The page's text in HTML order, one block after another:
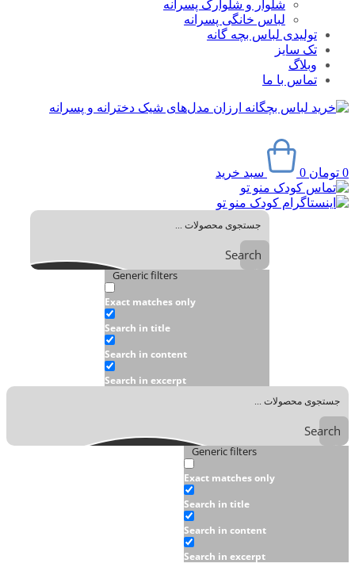
شلوار و شلوارک پسرانه
لباس خانگی پسرانه
تولیدی لباس بچه گانه
تک سایز
وبلاگ
تماس با ما
0 تومان 0 سبد خرید
Search
Generic filters
Exact matches only
Search in title
Search in content
Search in excerpt
Search
Generic filters
Exact matches only
Search in title
Search in content
Search in excerpt